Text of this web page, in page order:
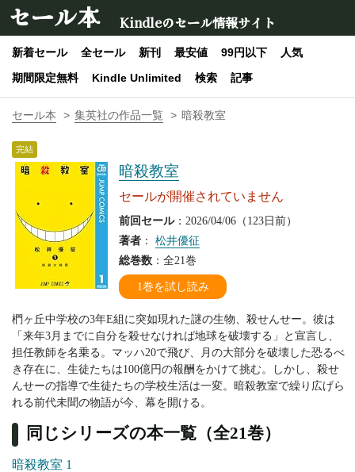
セール本 Kindleのセール情報サイト
新着セール 全セール 新刊 最安値 99円以下
人気
期間限定無料
Kindle Unlimited 検索 記事
セール本 集英社の作品一覧 暗殺教室
完結
暗殺教室
セールが開催されていません
前回セール：2026/04/06（123日前）
著者 ： 松井優征
総巻数 ：全21巻
1巻を試し読み
椚ヶ丘中学校の3年E組に突如現れた謎の生物、殺せんせー。彼は
「来年3月までに自分を殺せなければ地球を破壊する」と宣言し、
担任教師を名乗る。マッハ20で飛び、月の大部分を破壊した恐るべ
き存在に、生徒たちは100億円の報酬をかけて挑む。しかし、殺せ
んせーの指導で生徒たちの学校生活は一変。暗殺教室で繰り広げら
れる前代未聞の物語が今、幕を開ける。
同じシリーズの本一覧（全21巻）
暗殺教室 1